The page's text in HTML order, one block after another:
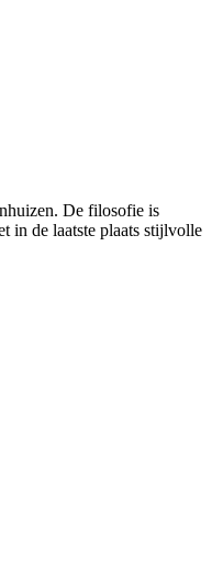
De filosofie is
in de laatste plaats stijlvolle